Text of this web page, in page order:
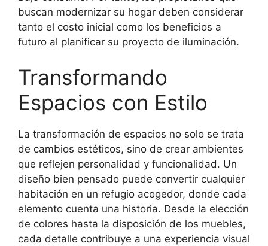
buscan modernizar su hogar deben considerar
tanto el costo inicial como los beneficios a
futuro al planificar su proyecto de iluminación.
Transformando
Espacios con Estilo
La transformación de espacios no solo se trata
de cambios estéticos, sino de crear ambientes
que reflejen personalidad y funcionalidad. Un
diseño bien pensado puede convertir cualquier
habitación en un refugio acogedor, donde cada
elemento cuenta una historia. Desde la elección
de colores hasta la disposición de los muebles,
cada detalle contribuye a una experiencia visual